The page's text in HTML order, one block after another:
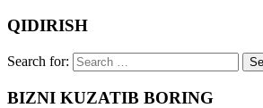
QIDIRISH
Search for:
BIZNI KUZATIB BORING